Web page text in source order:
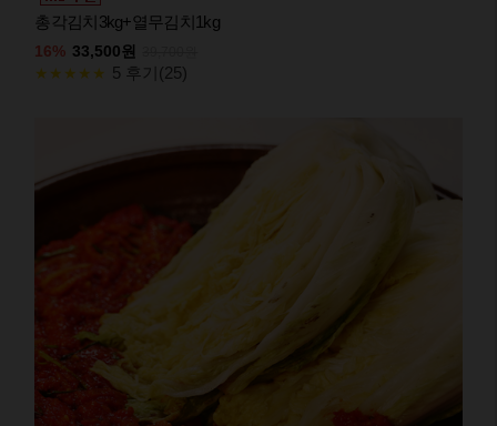
총각김치3kg+열무김치1kg
16% 33,500원
★★★★★ 5 후기(25)